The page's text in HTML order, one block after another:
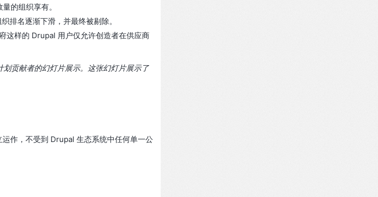
的组织享有。
排名逐渐下滑，并最终被剔除。
这样的 Drupal 用户仅允许创造者在供应商